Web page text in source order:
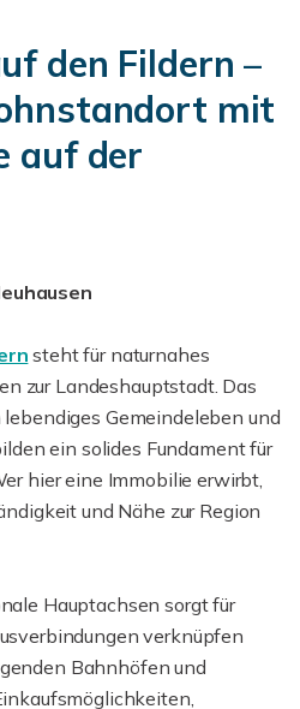
den Fildern –
mit
auf der
steht für naturnahes
zur Landeshauptstadt. Das
Gemeindeleben und
ein solides Fundament für
hier eine Immobilie erwirbt,
und Nähe zur Region
Hauptachsen sorgt für
verknüpfen
Bahnhöfen und